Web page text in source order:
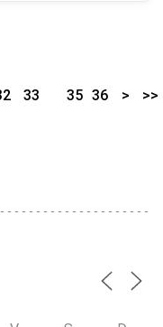
33
35 36 > >>